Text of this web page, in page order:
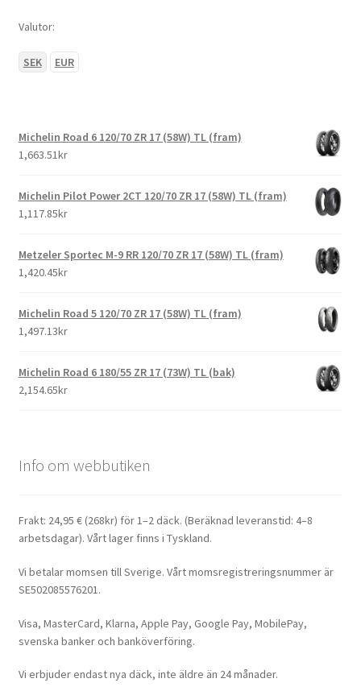
Valutor:
SEK EUR
Michelin Road 6 120/70 ZR 17 (58W) TL (fram)
1,663.51kr
Michelin Pilot Power 2CT 120/70 ZR 17 (58W) TL (fram)
1,117.85kr
Metzeler Sportec M-9 RR 120/70 ZR 17 (58W) TL (fram)
1,420.45kr
Michelin Road 5 120/70 ZR 17 (58W) TL (fram)
1,497.13kr
Michelin Road 6 180/55 ZR 17 (73W) TL (bak)
2,154.65kr
Info om webbutiken
Frakt: 24,95 € (268kr) för 1–2 däck. (Beräknad leveranstid: 4–8
arbetsdagar). Vårt lager finns i Tyskland.
Vi betalar momsen till Sverige. Vårt momsregistreringsnummer är
SE502085576201.
Visa, MasterCard, Klarna, Apple Pay, Google Pay, MobilePay,
svenska banker och banköverföring.
Vi erbjuder endast nya däck, inte äldre än 24 månader.